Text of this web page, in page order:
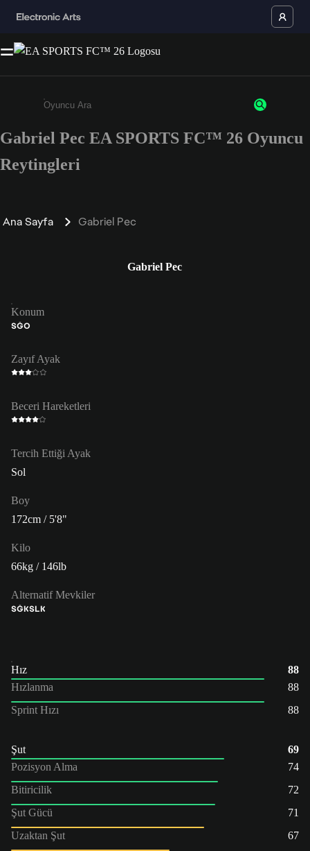
Enter a minimum of 3 characters or numbers
Gabriel Pec EA SPORTS FC™ 26 Oyuncu
Reytingleri
Ana Sayfa Gabriel Pec
Gabriel Pec
Konum
SĞO
Zayıf Ayak
Beceri Hareketleri
Tercih Ettiği Ayak
Sol
Boy
172cm / 5'8"
Kilo
66kg / 146lb
Alternatif Mevkiler
SĞKSLK
Hız
88
Hızlanma
88
Sprint Hızı
88
Şut
69
Pozisyon Alma
74
Bitiricilik
72
Şut Gücü
71
Uzaktan Şut
67